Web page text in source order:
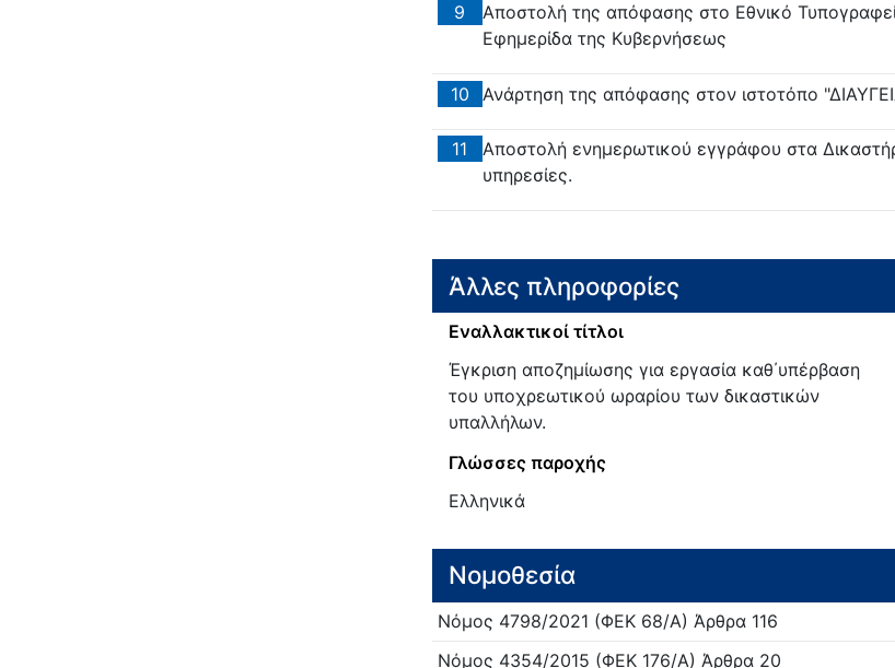
9
Αποστολή της απόφασης στο Εθνικό
Εφημερίδα της Κυβερνήσεως
10 Ανάρτηση της απόφασης στον ιστοτόπο
11
Αποστολή ενημερωτικού εγγράφου στα
υπηρεσίες.
Άλλες πληροφορίες
Εναλλακτικοί τίτλοι
Έγκριση αποζημίωσης για εργασία καθ΄υπέρβαση
του υποχρεωτικού ωραρίου των δικαστικών
υπαλλήλων.
Γλώσσες παροχής
Ελληνικά
Νομοθεσία
Νόμος 4798/2021 (ΦΕΚ 68/Α) Άρθρα 116
Νόμος 4354/2015 (ΦΕΚ 176/Α) Άρθρα 20